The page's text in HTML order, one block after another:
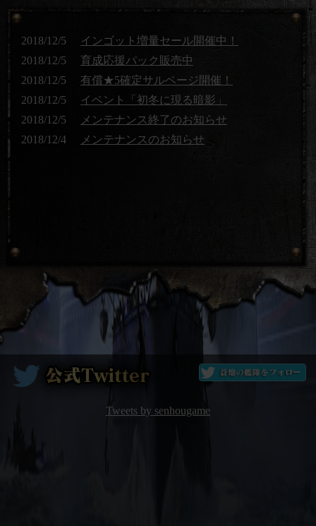
2018/12/5
インゴット増量セール開催中！
2018/12/5
育成応援パック販売中
2018/12/5
有償★5確定サルベージ開催！
2018/12/5
イベント「初冬に現る暗影」
2018/12/5
メンテナンス終了のお知らせ
2018/12/4
メンテナンスのお知らせ
Tweets by senhougame